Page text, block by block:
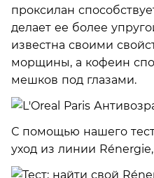
проксилан
делает ее более
известна своими
морщины, а кофеин
мешков под глазами.
С помощью нашего
уход из линии